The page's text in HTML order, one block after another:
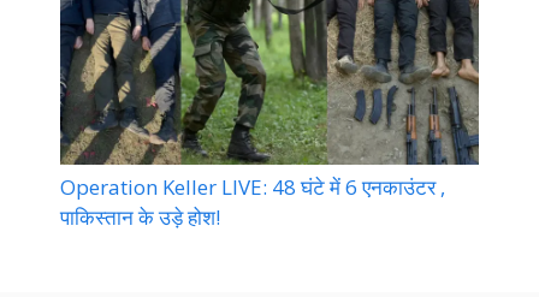
Operation Keller LIVE: 48 घंटे में 6 एनकाउंटर ,
पाकिस्तान के उड़े होश!